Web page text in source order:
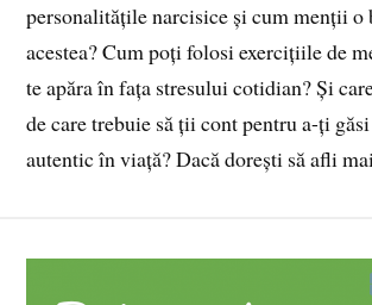
personalitățile narcisice și cum menții o
acestea? Cum poți folosi exercițiile de
te apăra în fața stresului cotidian? Și
de care trebuie să ții cont pentru a-ți
autentic în viață? Dacă dorești să afli